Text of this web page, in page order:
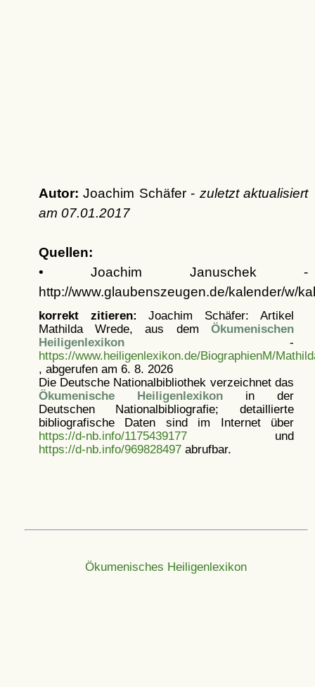
Autor: Joachim Schäfer - zuletzt aktualisiert
am 07.01.2017
Quellen:
• Joachim Januschek -
http://www.glaubenszeugen.de/kalender/w/
korrekt zitieren: Joachim Schäfer: Artikel
Mathilda Wrede, aus dem Ökumenischen
Heiligenlexikon-
https://www.heiligenlexikon.de/BiographienM/
, abgerufen am 6. 8. 2026
Die Deutsche Nationalbibliothek verzeichnet das
Ökumenische Heiligenlexikonin der
Deutschen Nationalbibliografie; detaillierte
bibliografische Daten sind im Internet über
https://d-nb.info/1175439177und
https://d-nb.info/969828497abrufbar.
Ökumenisches Heiligenlexikon